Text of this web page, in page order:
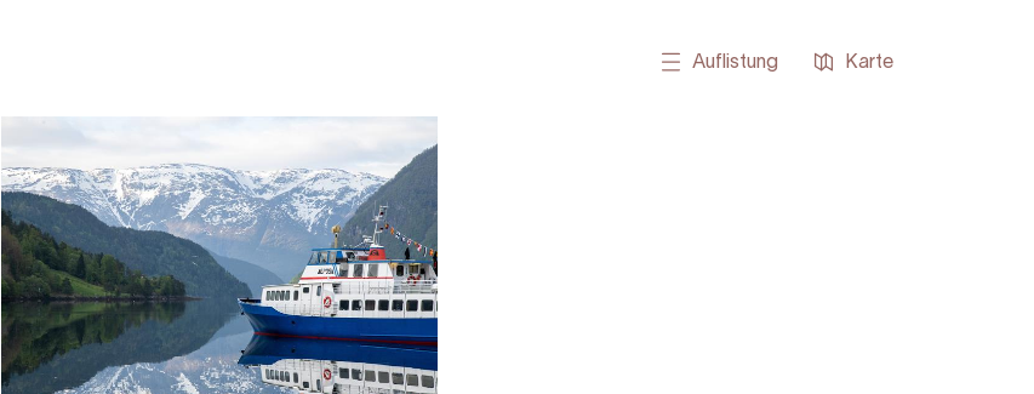
Auflistung Karte